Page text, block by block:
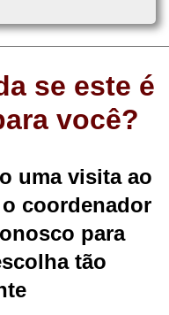
se este é
você?
uma visita ao
coordenador
para
tão